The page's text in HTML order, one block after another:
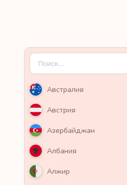
Австралия
Австрия
Азербайджан
Албания
Алжир